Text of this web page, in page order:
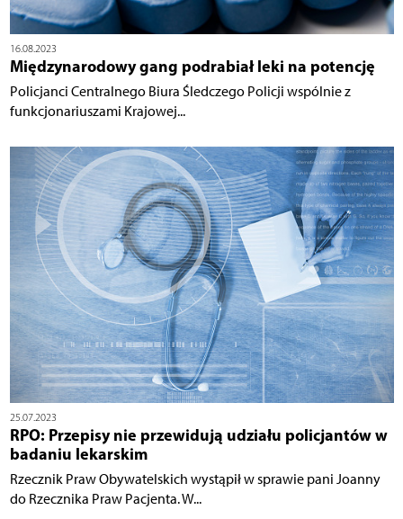
16.08.2023
Międzynarodowy gang podrabiał leki na potencję
Policjanci Centralnego Biura Śledczego Policji wspólnie z
funkcjonariuszami Krajowej...
25.07.2023
RPO: Przepisy nie przewidują udziału policjantów w
badaniu lekarskim
Rzecznik Praw Obywatelskich wystąpił w sprawie pani Joanny
do Rzecznika Praw Pacjenta. W...